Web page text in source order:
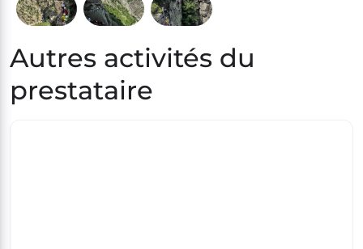
Autres activités du
prestataire